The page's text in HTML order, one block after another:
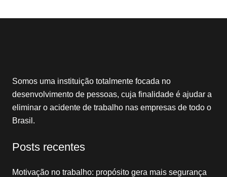
Somos uma instituição totalmente focada no
desenvolvimento de pessoas, cuja finalidade é ajudar a
eliminar o acidente de trabalho nas empresas de todo o
Brasil.
Posts recentes
Motivação no trabalho: propósito gera mais segurança